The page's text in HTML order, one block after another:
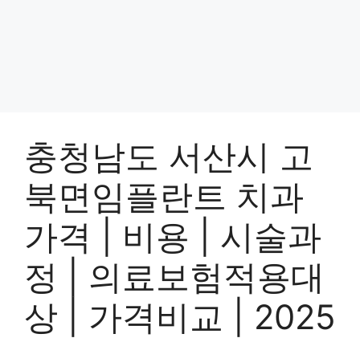
충청남도 서산시 고
북면임플란트 치과
가격 | 비용 | 시술과
정 | 의료보험적용대
상 | 가격비교 | 2025